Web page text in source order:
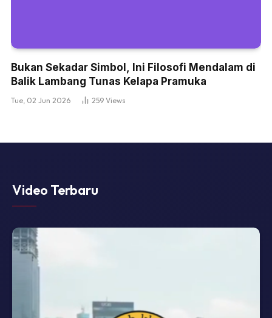
Bukan Sekadar Simbol, Ini Filosofi Mendalam di
Balik Lambang Tunas Kelapa Pramuka
Tue, 02 Jun 2026 259 Views
Video Terbaru